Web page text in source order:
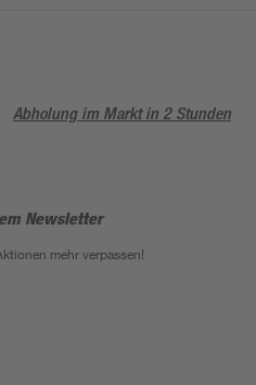
Abholung im Markt in 2 Stunden
Newsletter
mehr verpassen!